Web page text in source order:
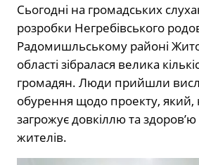
Сьогодні на громадських
розробки Негребівського
Радомишльському районі
області зібралася велика
громадян. Люди прийшли
обурення щодо проекту, який,
загрожує довкіллю та
жителів.